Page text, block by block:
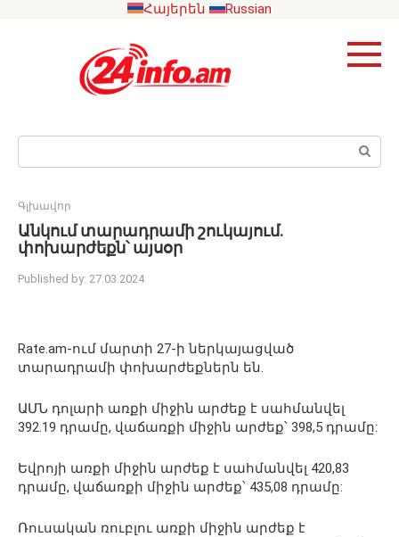
Հայերեն Russian
Search:
Գլխավոր
Անկում տարադրամի շուկայում․
փոխարժեքն՝ այսօր
Published by: 27.03.2024
Rate.am-ում մարտի 27-ի ներկայացված
տարադրամի փոխարժեքներն են.
ԱՄՆ դոլարի առքի միջին արժեք է սահմանվել
392.19 դրամը, վաճառքի միջին արժեք՝ 398,5 դրամը:
Եվրոյի առքի միջին արժեք է սահմանվել 420,83
դրամը, վաճառքի միջին արժեք՝ 435,08 դրամը:
Ռուսական ռուբլու առքի միջին արժեք է